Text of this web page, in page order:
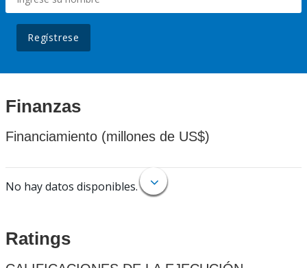
Regístrese
Finanzas
Financiamiento (millones de US$)
No hay datos disponibles.
Ratings